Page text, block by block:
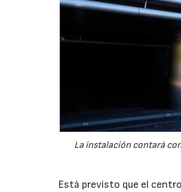
La instalación contará
Está previsto que el